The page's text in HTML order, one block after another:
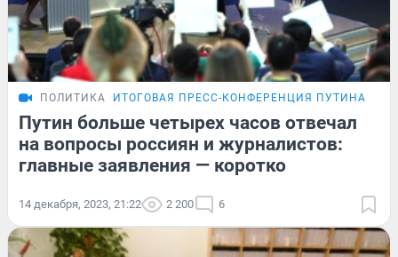
ПОЛИТИКА ИТОГОВАЯ ПРЕСС-КОНФЕРЕНЦИЯ ПУТИНА
Путин больше четырех часов отвечал
на вопросы россиян и журналистов:
главные заявления — коротко
14 декабря, 2023, 21:22 2 200 6